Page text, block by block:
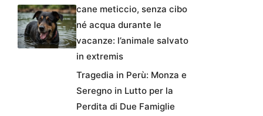
cane meticcio, senza cibo
né acqua durante le
vacanze: l’animale salvato
in extremis
Tragedia in Perù: Monza e
Seregno in Lutto per la
Perdita di Due Famiglie